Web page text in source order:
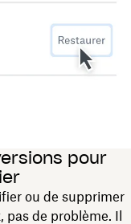
pour
ou de supprimer
pas de problème. Il